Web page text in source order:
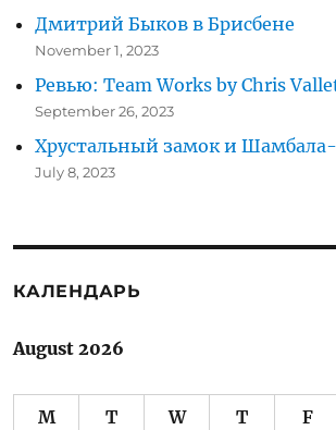
Дмитрий Быков в Брисбене
November 1, 2023
Ревью: Team Works by Chris
September 26, 2023
Хрустальный замок и
July 8, 2023
КАЛЕНДАРЬ
August 2026
M T W T F